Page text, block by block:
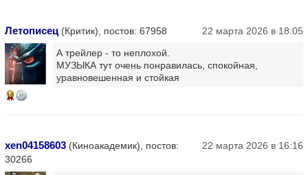
Летописец (Критик), постов: 67958 22 марта 2026 в 18:05
16
А трейлер - то неплохой.
МУЗЫКА тут очень понравилась, спокойная,
уравновешенная и стойкая
xen04158603 (Киноакадемик), постов:
30266
22 марта 2026 в 16:16